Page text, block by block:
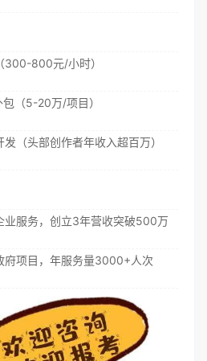
300-800元/小时）
（5-20万/项目）
（头部创作者年收入超百万）
业服务，创立3年营收突破500万
府项目，年服务量3000+人次